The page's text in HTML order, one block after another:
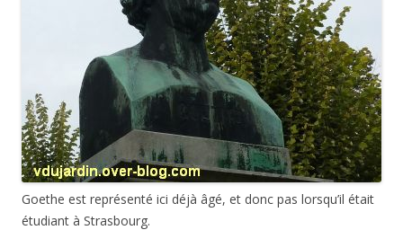
Goethe est représenté ici déjà âgé, et donc pas lorsqu’il était
étudiant à Strasbourg.